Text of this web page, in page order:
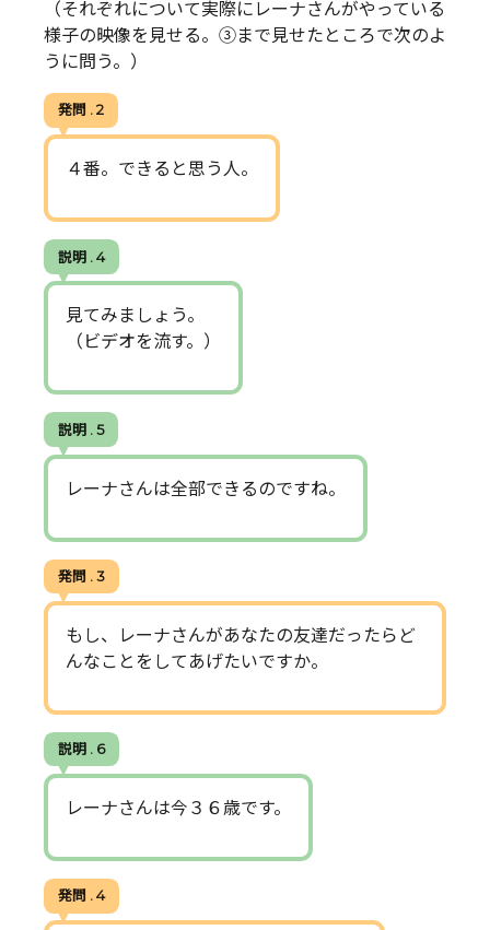
（それぞれについて実際にレーナさんがやっている
様子の映像を見せる。③まで見せたところで次のよ
うに問う。）
発問 . 2
４番。できると思う人。
説明 . 4
見てみましょう。
（ビデオを流す。）
説明 . 5
レーナさんは全部できるのですね。
発問 . 3
もし、レーナさんがあなたの友達だったらど
んなことをしてあげたいですか。
説明 . 6
レーナさんは今３６歳です。
発問 . 4